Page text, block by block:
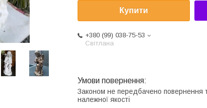
Купити
+380 (99) 038-75-53
Світлана
Законом не передбачено повернення
належної якості